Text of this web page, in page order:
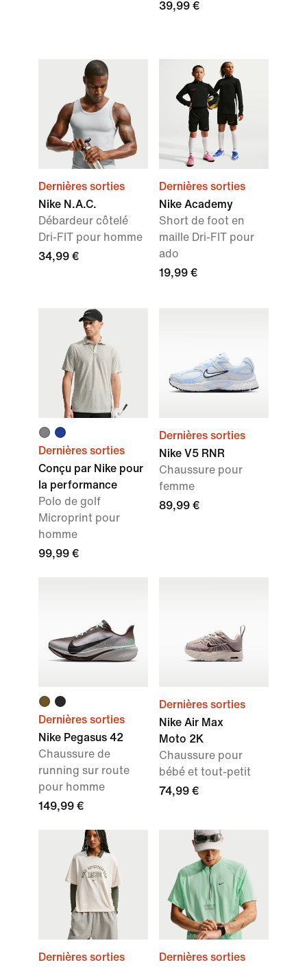
39,99 €
Dernières sorties
Nike N.A.C.
Débardeur côtelé
Dri-FIT pour homme
34,99 €
Dernières sorties
Nike Academy
Short de foot en
maille Dri-FIT pour
ado
19,99 €
Dernières sorties
Conçu par Nike pour
la performance
Polo de golf
Microprint pour
homme
99,99 €
Dernières sorties
Nike V5 RNR
Chaussure pour
femme
89,99 €
Dernières sorties
Nike Pegasus 42
Chaussure de
running sur route
pour homme
149,99 €
Dernières sorties
Nike Air Max
Moto 2K
Chaussure pour
bébé et tout-petit
74,99 €
Dernières sorties
Dernières sorties